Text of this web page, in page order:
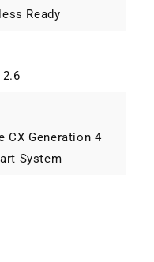
Ready
CX Generation 4
System